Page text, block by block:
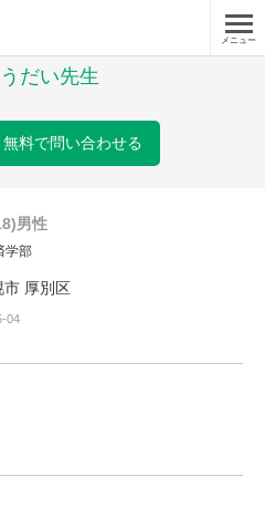
メニュー
だい先生
無料で問い合わせる
男性
学部
市 厚別区
04